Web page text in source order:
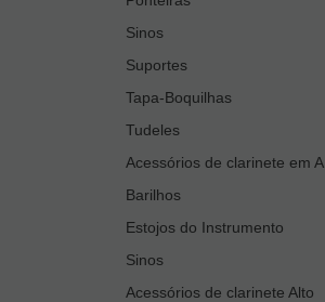
Sinos
Suportes
Tapa-Boquilhas
Tudeles
Acessórios de clarinete em A
Barilhos
Estojos do Instrumento
Sinos
Acessórios de clarinete Alto